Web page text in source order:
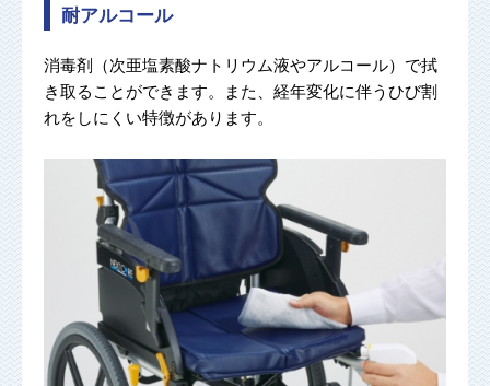
耐アルコール
消毒剤（次亜塩素酸ナトリウム液やアルコール）で拭
き取ることができます。また、経年変化に伴うひび割
れをしにくい特徴があります。